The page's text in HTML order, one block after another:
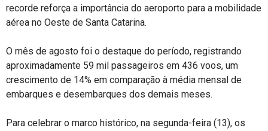
recorde reforça a importância do aeroporto para a mobilidade
aérea no Oeste de Santa Catarina.
O mês de agosto foi o destaque do período, registrando
aproximadamente 59 mil passageiros em 436 voos, um
crescimento de 14% em comparação à média mensal de
embarques e desembarques dos demais meses.
Para celebrar o marco histórico, na segunda-feira (13), os